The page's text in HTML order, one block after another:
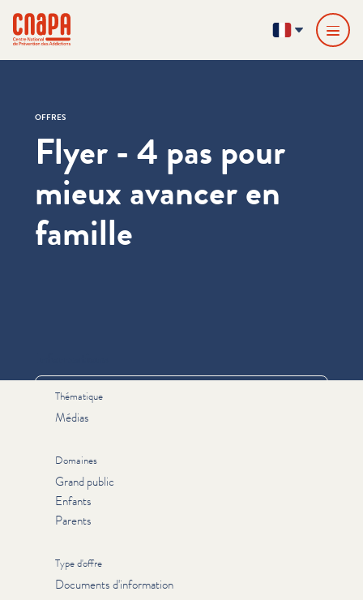
cnapa
FR
OFFRES
Flyer - 4 pas pour
mieux avancer en
famille
Thématique
Médias
Domaines
Grand public
Enfants
Parents
Type d'offre
Documents d'information